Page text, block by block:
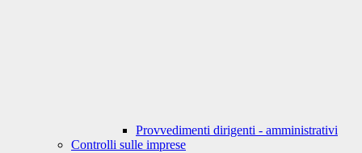
Provvedimenti dirigenti - amministrativi
Controlli sulle imprese